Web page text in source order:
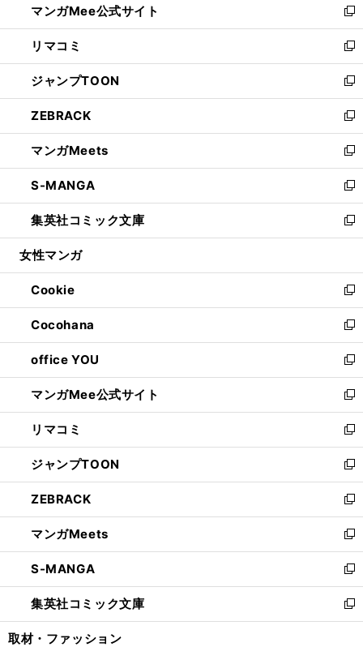
く
ド
ウ
で
開
く
ィ
ン
ド
ウ
で
開
く
い
ウ
ィ
ン
ド
ウ
で
開
く
マンガMee公式サイト
新
し
い
ウ
ィ
ン
ド
ウ
で
開
く
リマコミ
新
し
い
ウ
ィ
ン
ド
ウ
で
開
く
ジャンプTOON
新
し
い
ウ
ィ
ン
ド
ウ
で
開
ZEBRACK
新
し
い
ウ
ィ
ン
ド
ウ
開
く
マンガMeets
新
し
い
ウ
ィ
ン
ウ
で
開
く
S-MANGA
新
し
い
ウ
ン
ド
ウ
で
開
く
集英社コミック文庫
新
し
ウ
ィ
ン
ド
ウ
で
開
く
女性マンガ
Cookie
新
し
い
ウ
ィ
ン
ド
ウ
で
開
く
Cocohana
新
し
い
ウ
ィ
ン
ド
ウ
で
開
く
office YOU
新
し
い
ウ
ィ
ン
ド
ウ
で
開
く
マンガMee公式サイト
新
し
い
ウ
ィ
ン
ド
ウ
で
開
く
リマコミ
新
し
い
ウ
ィ
ン
ド
ウ
で
開
く
ジャンプTOON
新
し
い
ウ
ィ
ン
ド
ウ
で
開
ZEBRACK
新
し
い
ウ
ィ
ン
ド
ウ
マンガMeets
新
し
い
ウ
ィ
ン
S-MANGA
新
し
い
ウ
集英社コミック文庫
新
し
取材・ファッション